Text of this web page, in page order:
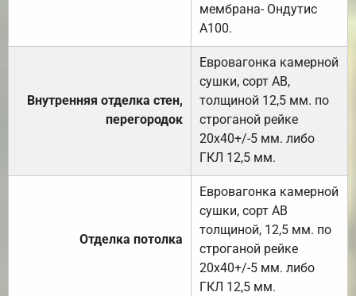
мембрана- Ондутис
А100.
Внутренняя отделка стен,
перегородок
Евровагонка камерной
сушки, сорт АВ,
толщиной 12,5 мм. по
строганой рейке
20х40+/-5 мм. либо
ГКЛ 12,5 мм.
Отделка потолка
Евровагонка камерной
сушки, сорт АВ
толщиной, 12,5 мм. по
строганой рейке
20х40+/-5 мм. либо
ГКЛ 12,5 мм.